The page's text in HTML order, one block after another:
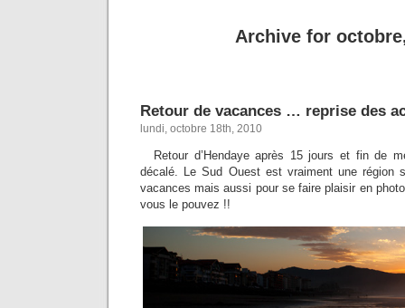
Archive for
Retour de vacances … reprise des
lundi, octobre 18th, 2010
Retour d’Hendaye après 15 jours et fin de
décalé. Le Sud Ouest est vraiment une région
vacances mais aussi pour se faire plaisir en
vous le pouvez !!